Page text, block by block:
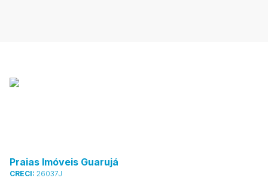
Praias Imóveis Guarujá
CRECI: 26037J